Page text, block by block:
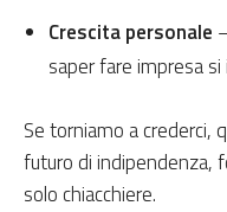
Crescita personale
saper fare impresa si
Se torniamo a crederci,
futuro di indipendenza,
solo chiacchiere.